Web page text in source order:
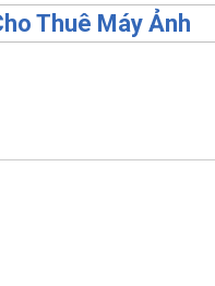
Thuê Máy Ảnh